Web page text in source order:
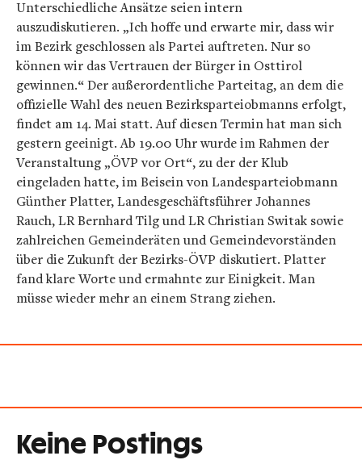
Unterschiedliche Ansätze seien intern
auszudiskutieren. „Ich hoffe und erwarte mir, dass wir
im Bezirk geschlossen als Partei auftreten. Nur so
können wir das Vertrauen der Bürger in Osttirol
gewinnen.“ Der außerordentliche Parteitag, an dem die
offizielle Wahl des neuen Bezirksparteiobmanns erfolgt,
findet am 14. Mai statt. Auf diesen Termin hat man sich
gestern geeinigt. Ab 19.00 Uhr wurde im Rahmen der
Veranstaltung „ÖVP vor Ort“, zu der der Klub
eingeladen hatte, im Beisein von Landesparteiobmann
Günther Platter, Landesgeschäftsführer Johannes
Rauch, LR Bernhard Tilg und LR Christian Switak sowie
zahlreichen Gemeinderäten und Gemeindevorständen
über die Zukunft der Bezirks-ÖVP diskutiert. Platter
fand klare Worte und ermahnte zur Einigkeit. Man
müsse wieder mehr an einem Strang ziehen.
Keine Postings